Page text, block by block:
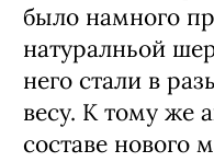
было намного
натуралньой
него стали в
весу. К тому же
составе нового